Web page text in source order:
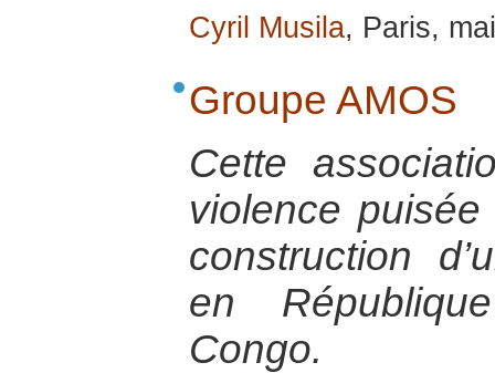
Cyril Musila, Paris,
Groupe AMOS
Cette
violence
construction
en
Congo.